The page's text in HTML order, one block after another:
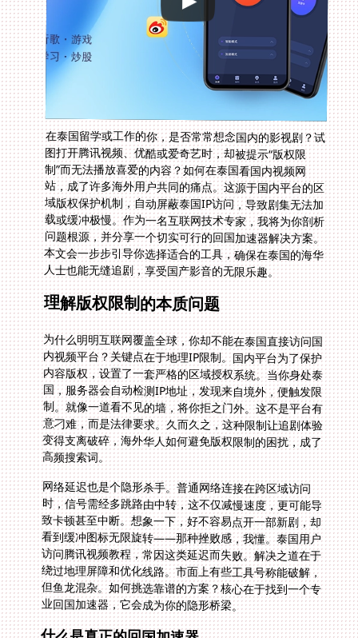
在泰国留学或工作的你，是否常常想念国内的影视剧？试
图打开腾讯视频、优酷或爱奇艺时，却被提示“版权限
制”而无法播放喜爱的内容？如何在泰国看国内视频网
站，成了许多海外用户共同的痛点。这源于国内平台的区
域版权保护机制，自动屏蔽泰国IP访问，导致剧集无法加
载或缓冲极慢。作为一名互联网技术专家，我将为你剖析
问题根源，并分享一个切实可行的回国加速器解决方案。
本文会一步步引导你选择适合的工具，确保在泰国的海华
人士也能无缝追剧，享受国产影音的无限乐趣。
理解版权限制的本质问题
为什么明明互联网覆盖全球，你却不能在泰国直接访问国
内视频平台？关键点在于地理IP限制。国内平台为了保护
内容版权，设置了一套严格的区域授权系统。当你身处泰
国，服务器会自动检测IP地址，发现来自境外，便触发限
制。就像一道看不见的墙，将你拒之门外。这不是平台有
意刁难，而是法律要求。久而久之，这种限制让追剧体验
变得支离破碎，海外华人如何避免版权限制的困扰，成了
高频搜索词。
网络延迟也是个隐形杀手。普通网络连接在跨区域访问
时，信号需经多跳路由中转，这不仅减慢速度，更可能导
致卡顿甚至中断。想象一下，好不容易点开一部新剧，却
看到缓冲图标无限旋转——那种挫败感，我懂。泰国用户
访问腾讯视频教程，常因这类延迟而失败。解决之道在于
绕过地理屏障和优化线路。市面上有些工具号称能破解，
但鱼龙混杂。如何挑选靠谱的方案？核心在于找到一个专
业回国加速器，它会成为你的隐形桥梁。